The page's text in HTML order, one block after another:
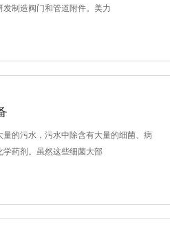
制造阀门和管道附件。美力
的污水，污水中除含有大量的细菌、病
药剂。虽然这些细菌大部